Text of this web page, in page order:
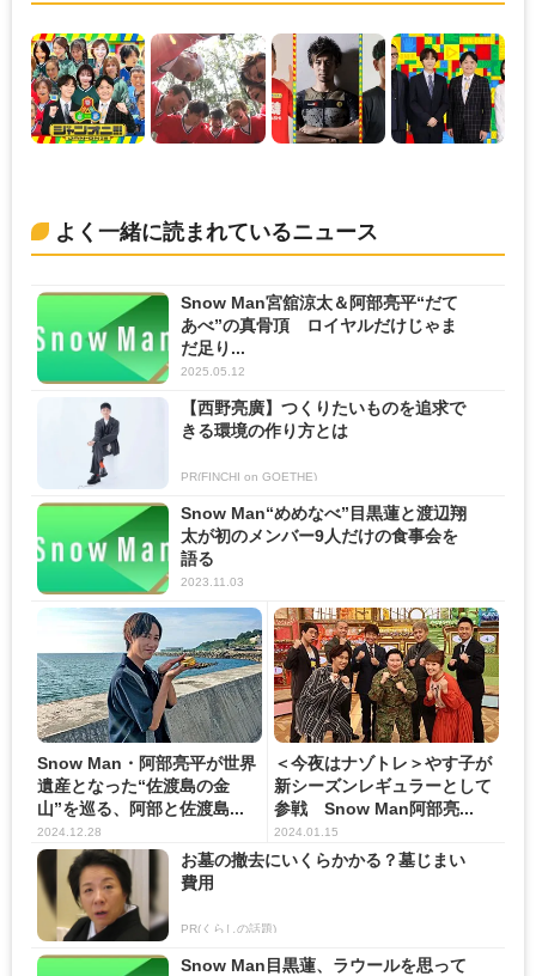
よく一緒に読まれているニュース
Snow Man宮舘涼太＆阿部亮平“だて
あべ”の真骨頂 ロイヤルだけじゃま
だ足り...
2025.05.12
【西野亮廣】つくりたいものを追求で
きる環境の作り方とは
PR(FINCHI on GOETHE)
Snow Man“めめなべ”目黒蓮と渡辺翔
太が初のメンバー9人だけの食事会を
語る
2023.11.03
Snow Man・阿部亮平が世界
遺産となった“佐渡島の金
山”を巡る、阿部と佐渡島...
2024.12.28
＜今夜はナゾトレ＞やす子が
新シーズンレギュラーとして
参戦 Snow Man阿部亮...
2024.01.15
お墓の撤去にいくらかかる？墓じまい
費用
PR(くらしの話題)
Snow Man目黒蓮、ラウールを思って